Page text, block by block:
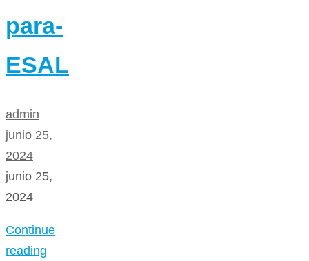
para-
ESAL
admin
junio 25,
2024
junio 25,
2024
Continue
reading